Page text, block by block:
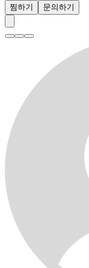
찜하기 문의하기